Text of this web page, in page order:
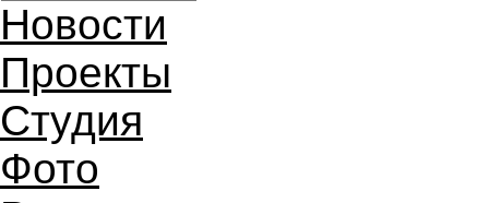
Новости
Проекты
Студия
Фото